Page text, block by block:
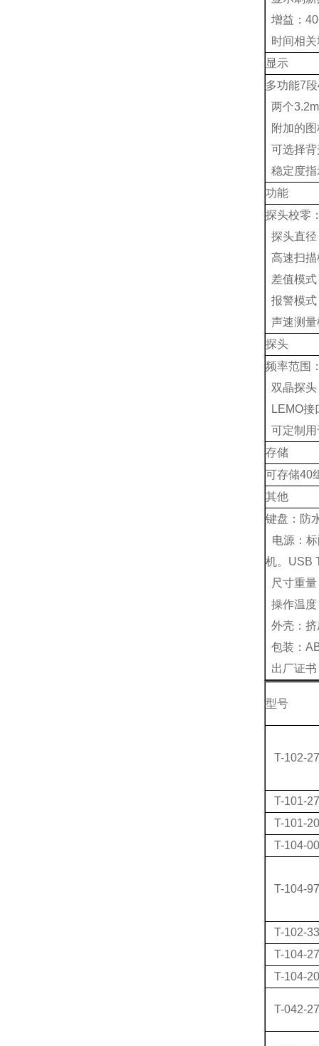
增益：
时间相
显示
多功能7
两个
附加的
可选择
稳定度
功能
探头校零
探头直
高速扫
差值模
报警模
声速测
探头
频率范围
双晶探头
LEMO接
可定制
存储
可存储40
其他
键盘：防
电源：
机。USB
尺寸重
操作温
外壳：
包装：
出厂证
型号
T-102-
T-101-
T-101-
T-104-
T-104-
T-102-
T-104-
T-104-
T-042-